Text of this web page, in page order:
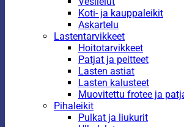
Koti- ja kauppaleikit
Askartelu
Lastentarvikkeet
Hoitotarvikkeet
Patjat ja peitteet
Lasten astiat
Lasten kalusteet
Muovitettu frotee ja
Pihaleikit
Pulkat ja liukurit